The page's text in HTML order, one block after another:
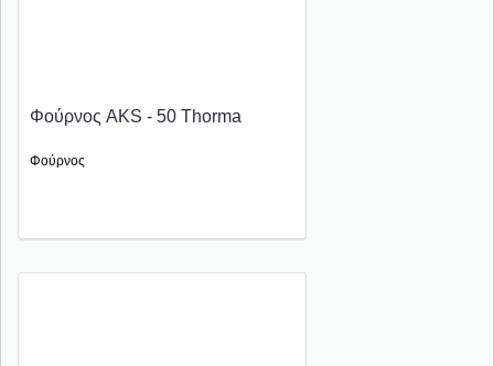
Φούρνος AKS - 50 Thorma
Φούρνος